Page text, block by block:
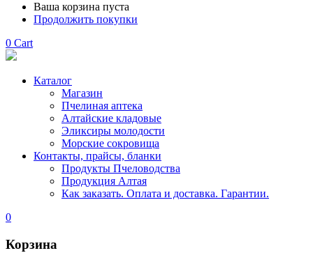
Ваша корзина пуста
Продолжить покупки
0 Cart
Каталог
Магазин
Пчелиная аптека
Алтайские кладовые
Эликсиры молодости
Морские сокровища
Контакты, прайсы, бланки
Продукты Пчеловодства
Продукция Алтая
Как заказать. Оплата и доставка. Гарантии.
0
Корзина